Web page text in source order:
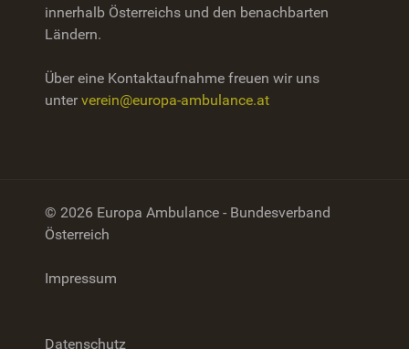
innerhalb Österreichs und den benachbarten
Ländern.
Über eine Kontaktaufnahme freuen wir uns
unterverein@europa-ambulance.at
© 2026 Europa Ambulance - Bundesverband
Österreich
Impressum
Datenschutz